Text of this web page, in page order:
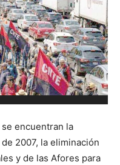
encuentran la
2007, la eliminación
y de las Afores para